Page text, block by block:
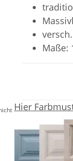
Maße:
Hier